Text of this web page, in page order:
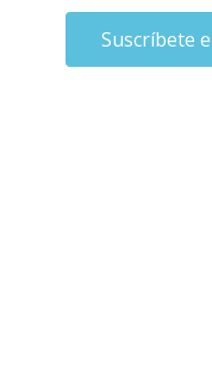
Suscríbete